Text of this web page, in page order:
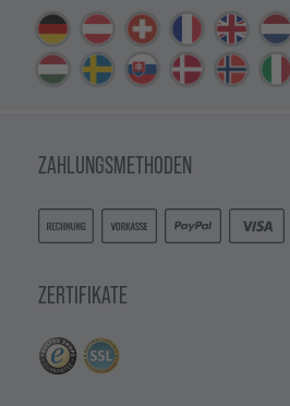
ZAHLUNGSMETHODEN
ZERTIFIKATE